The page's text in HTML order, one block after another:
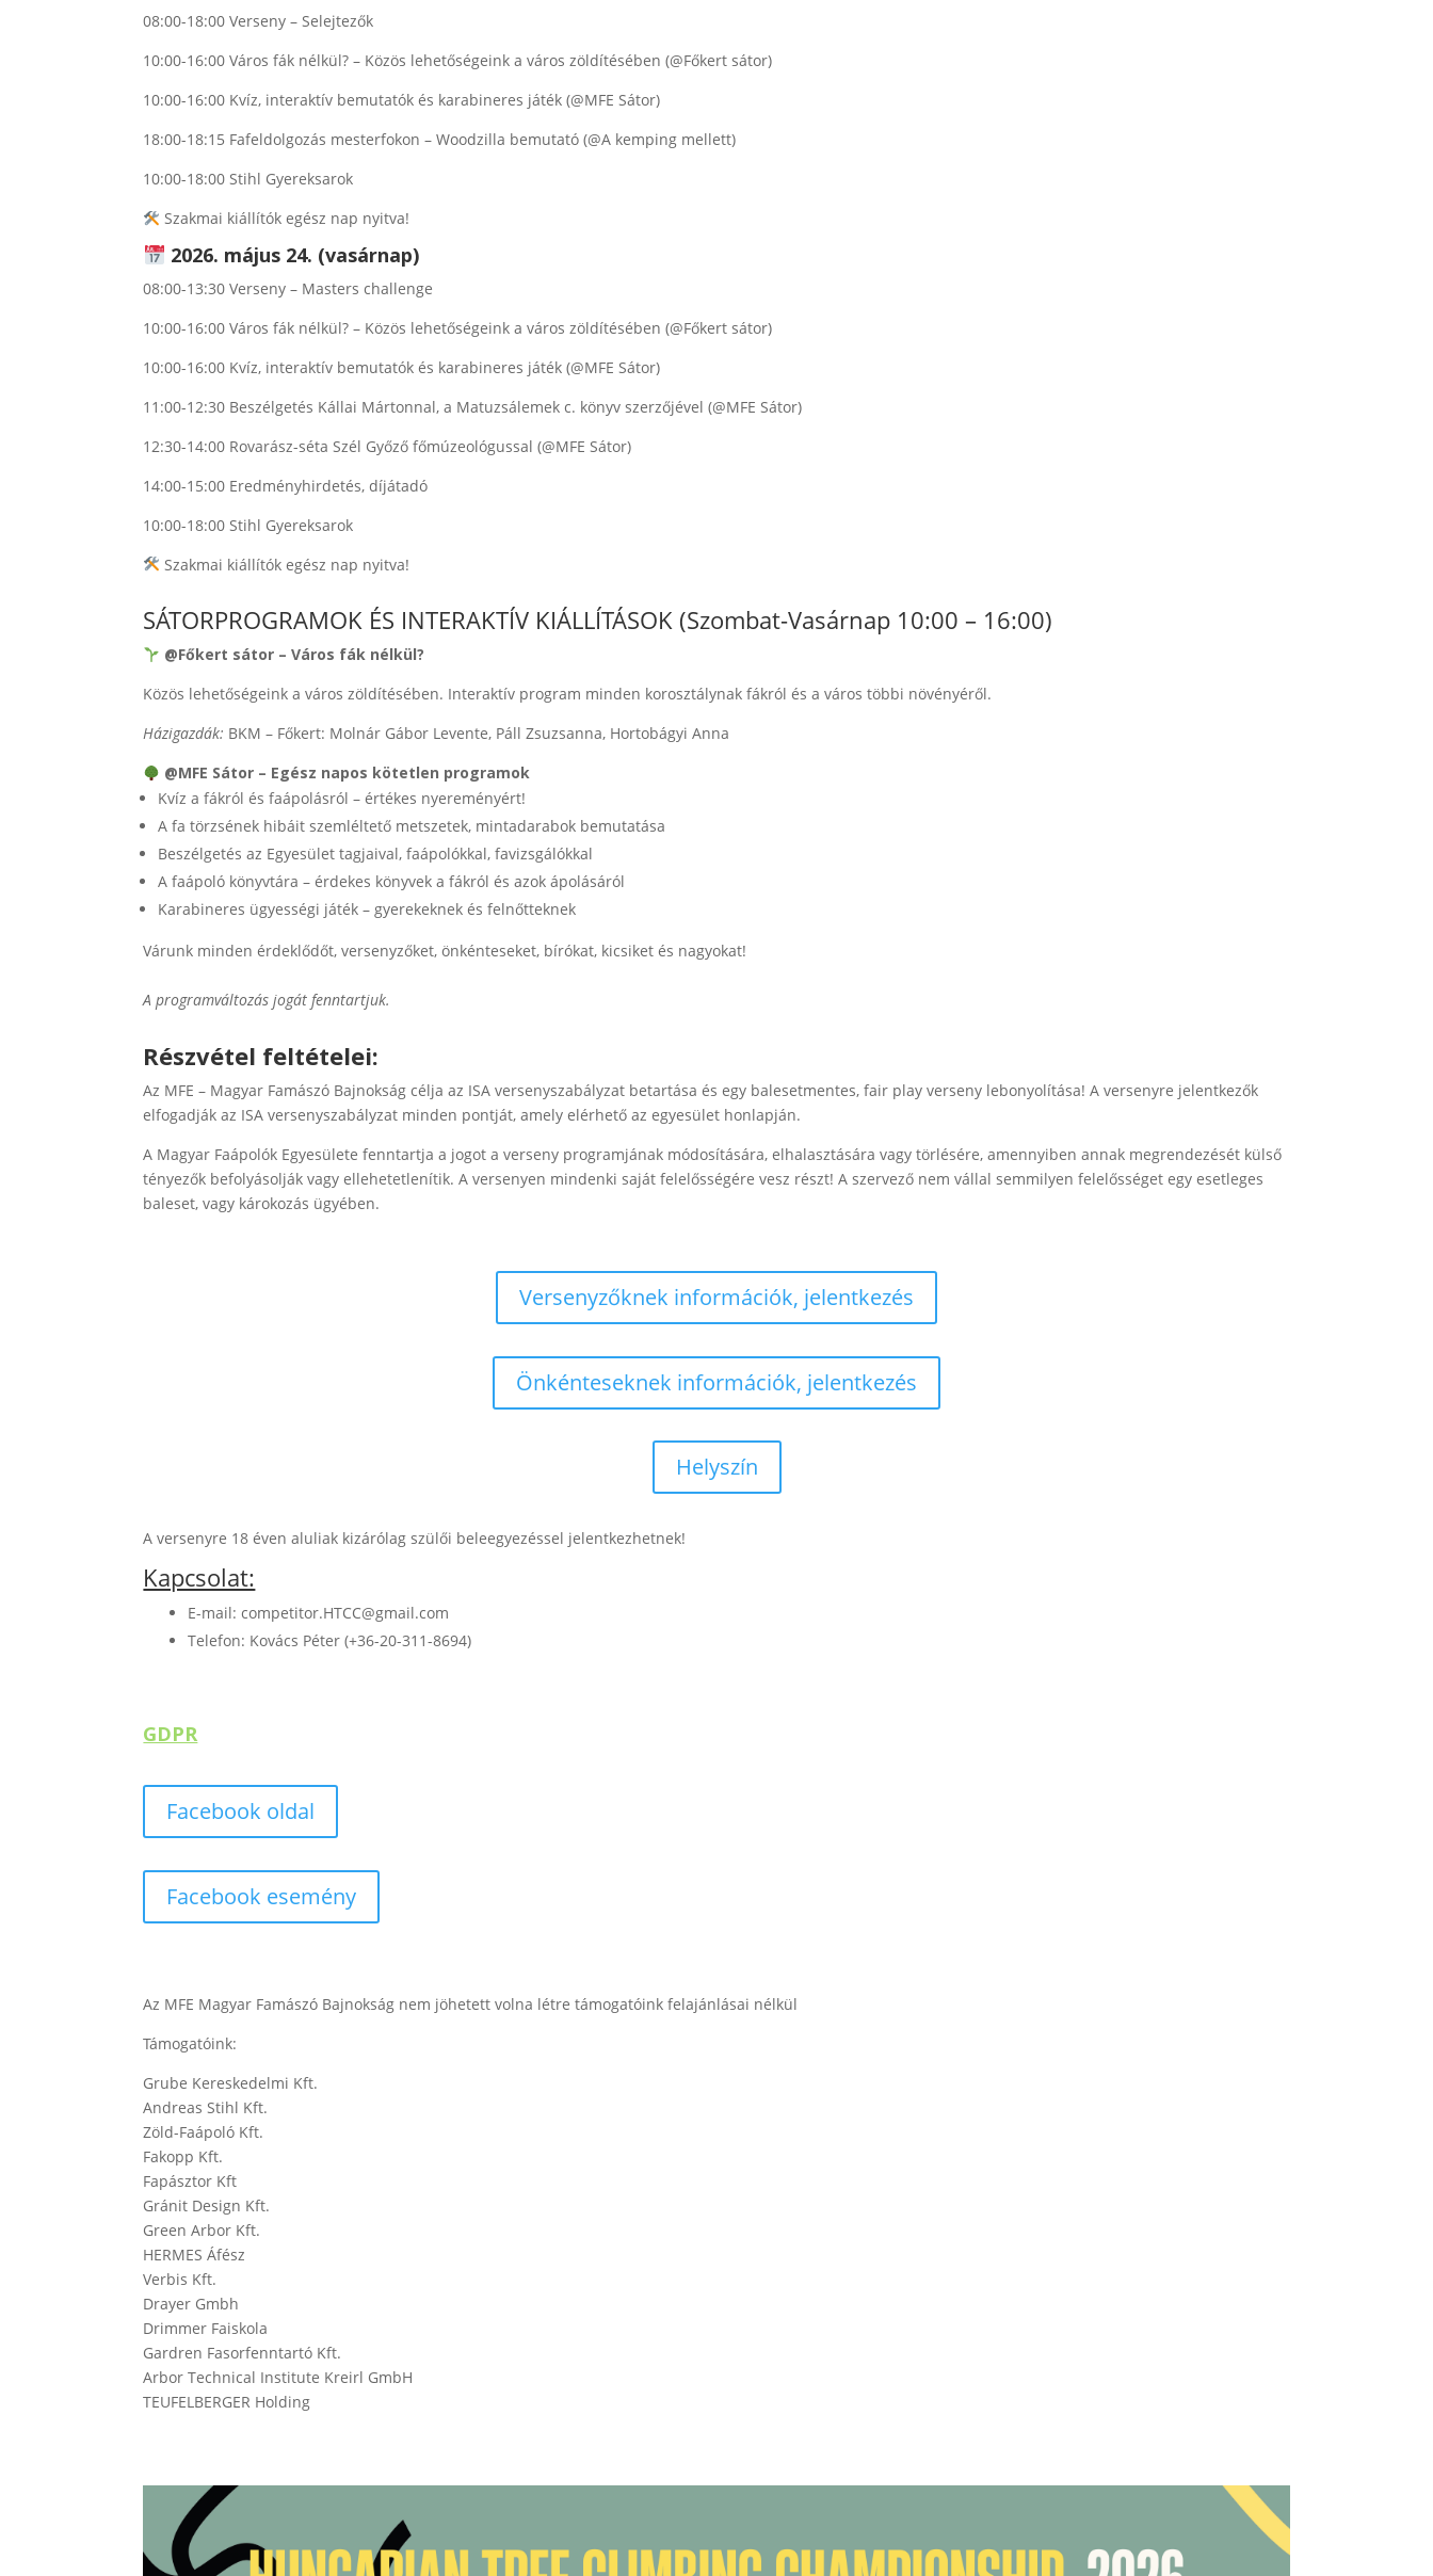
08:00-18:00 Verseny – Selejtezők
10:00-16:00 Város fák nélkül? – Közös lehetőségeink a város zöldítésében (@Főkert sátor)
10:00-16:00 Kvíz, interaktív bemutatók és karabineres játék (@MFE Sátor)
18:00-18:15 Fafeldolgozás mesterfokon – Woodzilla bemutató (@A kemping mellett)
10:00-18:00 Stihl Gyereksarok
Szakmai kiállítók egész nap nyitva!
2026. május 24. (vasárnap)
08:00-13:30 Verseny – Masters challenge
10:00-16:00 Város fák nélkül? – Közös lehetőségeink a város zöldítésében (@Főkert sátor)
10:00-16:00 Kvíz, interaktív bemutatók és karabineres játék (@MFE Sátor)
11:00-12:30 Beszélgetés Kállai Mártonnal, a Matuzsálemek c. könyv szerzőjével (@MFE Sátor)
12:30-14:00 Rovarász-séta Szél Győző főmúzeológussal (@MFE Sátor)
14:00-15:00 Eredményhirdetés, díjátadó
10:00-18:00 Stihl Gyereksarok
Szakmai kiállítók egész nap nyitva!
SÁTORPROGRAMOK ÉS INTERAKTÍV KIÁLLÍTÁSOK (Szombat-Vasárnap 10:00 – 16:00)
@Főkert sátor – Város fák nélkül?
Közös lehetőségeink a város zöldítésében. Interaktív program minden korosztálynak fákról és a város többi növényéről.
Házigazdák: BKM – Főkert: Molnár Gábor Levente, Páll Zsuzsanna, Hortobágyi Anna
@MFE Sátor – Egész napos kötetlen programok
Kvíz a fákról és faápolásról – értékes nyereményért!
A fa törzsének hibáit szemléltető metszetek, mintadarabok bemutatása
Beszélgetés az Egyesület tagjaival, faápolókkal, favizsgálókkal
A faápoló könyvtára – érdekes könyvek a fákról és azok ápolásáról
Karabineres ügyességi játék – gyerekeknek és felnőtteknek
Várunk minden érdeklődőt, versenyzőket, önkénteseket, bírókat, kicsiket és nagyokat!
A programváltozás jogát fenntartjuk.
Részvétel feltételei:
Az MFE – Magyar Famászó Bajnokság célja az ISA versenyszabályzat betartása és egy balesetmentes, fair play verseny lebonyolítása! A versenyre jelentkezők
elfogadják az ISA versenyszabályzat minden pontját, amely elérhető az egyesület honlapján.
A Magyar Faápolók Egyesülete fenntartja a jogot a verseny programjának módosítására, elhalasztására vagy törlésére, amennyiben annak megrendezését külső
tényezők befolyásolják vagy ellehetetlenítik. A versenyen mindenki saját felelősségére vesz részt! A szervező nem vállal semmilyen felelősséget egy esetleges
baleset, vagy károkozás ügyében.
Versenyzőknek információk, jelentkezés
Önkénteseknek információk, jelentkezés
Helyszín
A versenyre 18 éven aluliak kizárólag szülői beleegyezéssel jelentkezhetnek!
Kapcsolat:
E-mail: competitor.HTCC@gmail.com
Telefon: Kovács Péter (+36-20-311-8694)
GDPR
Facebook oldal
Facebook esemény
Az MFE Magyar Famászó Bajnokság nem jöhetett volna létre támogatóink felajánlásai nélkül
Támogatóink:
Grube Kereskedelmi Kft.
Andreas Stihl Kft.
Zöld-Faápoló Kft.
Fakopp Kft.
Fapásztor Kft
Gránit Design Kft.
Green Arbor Kft.
HERMES Áfész
Verbis Kft.
Drayer Gmbh
Drimmer Faiskola
Gardren Fasorfenntartó Kft.
Arbor Technical Institute Kreirl GmbH
TEUFELBERGER Holding